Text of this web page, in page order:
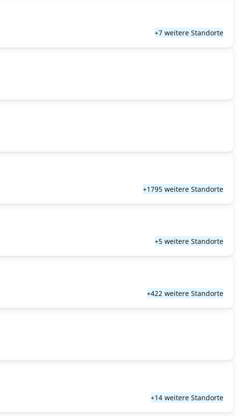
+7 weitere Standorte
+1795 weitere Standorte
+5 weitere Standorte
+422 weitere Standorte
+14 weitere Standorte